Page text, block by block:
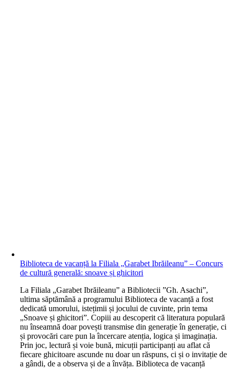
Biblioteca de vacanță la Filiala „Garabet Ibrăileanu” – Concurs
de cultură generală: snoave și ghicitori
La Filiala „Garabet Ibrăileanu” a Bibliotecii ”Gh. Asachi”,
ultima săptămână a programului Biblioteca de vacanță a fost
dedicată umorului, istețimii și jocului de cuvinte, prin tema
„Snoave și ghicitori”. Copiii au descoperit că literatura populară
nu înseamnă doar povești transmise din generație în generație, ci
și provocări care pun la încercare atenția, logica și imaginația.
Prin joc, lectură și voie bună, micuții participanți au aflat că
fiecare ghicitoare ascunde nu doar un răspuns, ci și o invitație de
a gândi, de a observa și de a învăța. Biblioteca de vacanță